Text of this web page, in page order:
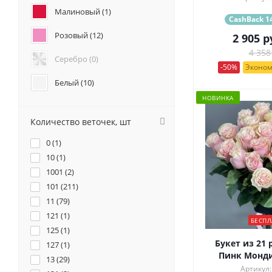
CashBack
2 905
4
-50%
НОВИНКА
Букет из 21
Пинк
Анемоны (1)
Гвоздики (
Геогрины (0)
Каллы (
)
Маттиола (0)
Малиновый (1)
Розовый (12)
Серебро (0)
Белый (10)
Желтый (
Коралловый (
Кремовый (
Персиковый (
Количество веточек, шт
0 (1)
10 (1)
1001 (2)
101 (211)
11 (79)
121 (1)
125 (1)
127 (1)
13 (29)